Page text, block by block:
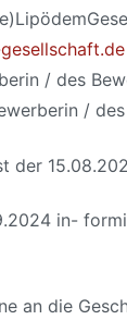
/ des
/
der
in-
an die